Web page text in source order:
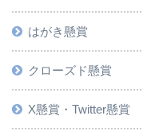
はがき懸賞
クローズド懸賞
X懸賞・Twitter懸賞